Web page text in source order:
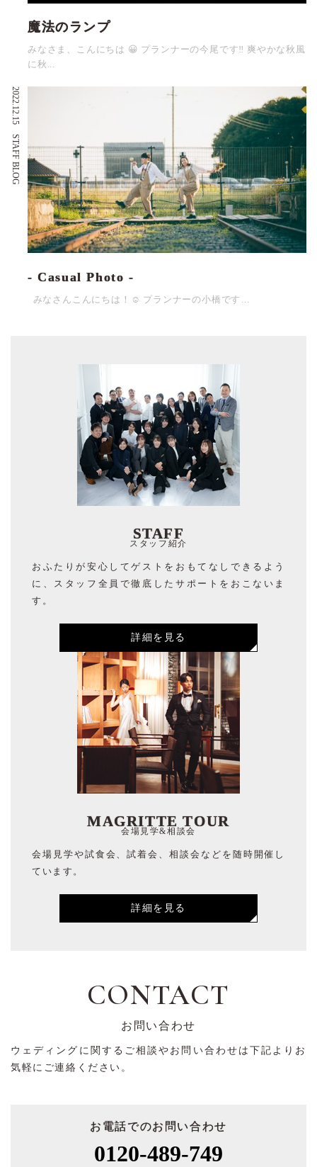
魔法のランプ
みなさま、こんにちは 😀 プランナーの今尾です‼ 爽やかな秋風
に秋...
2022.12.15
STAFF BLOG
- Casual Photo -
みなさんこんにちは！☺ プランナーの小橋です...
STAFF
スタッフ紹介
おふたりが安心してゲストをおもてなしできるよう
に、スタッフ全員で徹底したサポートをおこないま
す。
詳細を見る
MAGRITTE TOUR
会場見学&相談会
会場見学や試食会、試着会、相談会などを随時開催し
ています。
詳細を見る
CONTACT
お問い合わせ
ウェディングに関するご相談やお問い合わせは下記よりお
気軽にご連絡ください。
お電話でのお問い合わせ
0120-489-749